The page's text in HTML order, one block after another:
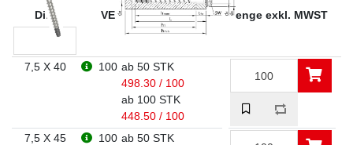
Dim VE Preise in CHF ab Menge exkl. MWST
7,5 X 40 100 ab 50 STK
498.30 / 100
ab 100 STK
448.50 / 100
7,5 X 45
100 ab 50 STK